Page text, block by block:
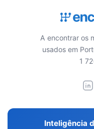
A encontrar os
usados em
1
Inteligência